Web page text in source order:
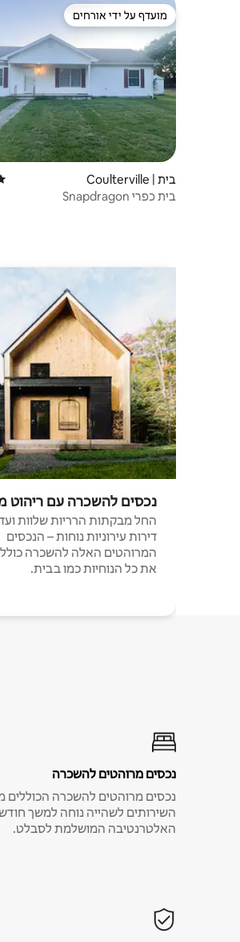
מועדף על ידי אורחים
מועדף על ידי אורחים
בית | Coulterville
בית כפרי Snapdragon
נכסים להשכרה עם ריהוט
החל מבקתות הרריות שלוות
דירות עירוניות נוחות – הנכסים
המרוהטים האלה להשכרה
את כל הנוחיות כמו בבית.
נכסים מרוהטים להשכרה
נכסים מרוהטים להשכרה הכוללים
השירותים לשהייה נוחה למשך חודש
האלטרנטיבה המושלמת לסבלט.